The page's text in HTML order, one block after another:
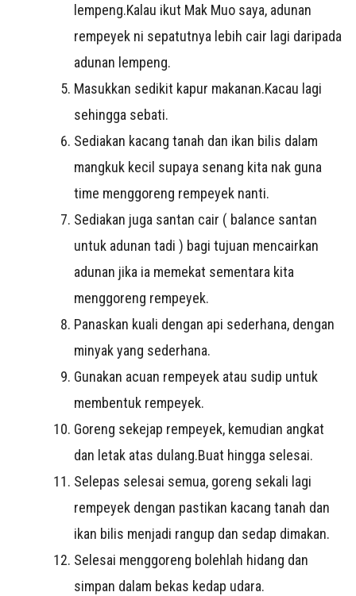
lempeng.Kalau ikut Mak Muo saya, adunan
rempeyek ni sepatutnya lebih cair lagi daripada
adunan lempeng.
Masukkan sedikit kapur makanan.Kacau lagi
sehingga sebati.
Sediakan kacang tanah dan ikan bilis dalam
mangkuk kecil supaya senang kita nak guna
time menggoreng rempeyek nanti.
Sediakan juga santan cair ( balance santan
untuk adunan tadi ) bagi tujuan mencairkan
adunan jika ia memekat sementara kita
menggoreng rempeyek.
Panaskan kuali dengan api sederhana, dengan
minyak yang sederhana.
Gunakan acuan rempeyek atau sudip untuk
membentuk rempeyek.
Goreng sekejap rempeyek, kemudian angkat
dan letak atas dulang.Buat hingga selesai.
Selepas selesai semua, goreng sekali lagi
rempeyek dengan pastikan kacang tanah dan
ikan bilis menjadi rangup dan sedap dimakan.
Selesai menggoreng bolehlah hidang dan
simpan dalam bekas kedap udara.